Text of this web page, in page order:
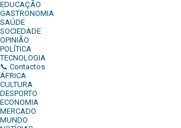
EDUCAÇÃO
GASTRONOMIA
SAÚDE
SOCIEDADE
OPINIÃO
POLÍTICA
TECNOLOGIA
📞 Contactos
ÁFRICA
CULTURA
DESPORTO
ECONOMIA
MERCADO
MUNDO